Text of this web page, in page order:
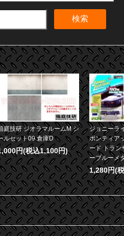
検索
庭技研 ジオラマルームM シ
ルセット09 倉庫D
円(税込1,100円)
ジョニーラ
ポンティア
ード トラン
ーブルーメ
1,280円(